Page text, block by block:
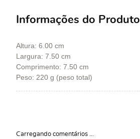
Informações do Produto
Altura: 6.00 cm
Largura: 7.50 cm
Comprimento: 7.50 cm
Peso: 220 g (peso total)
Carregando comentários ...